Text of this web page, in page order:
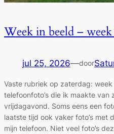
Week in beeld –
jul 25, 2026—door
Vaste rubriek op zaterdag:
telefoonfoto’s die ik maakte
vrijdagavond. Soms eens een
laatste tijd ook vaker foto’s met
mijn telefoon. Niet veel foto’s